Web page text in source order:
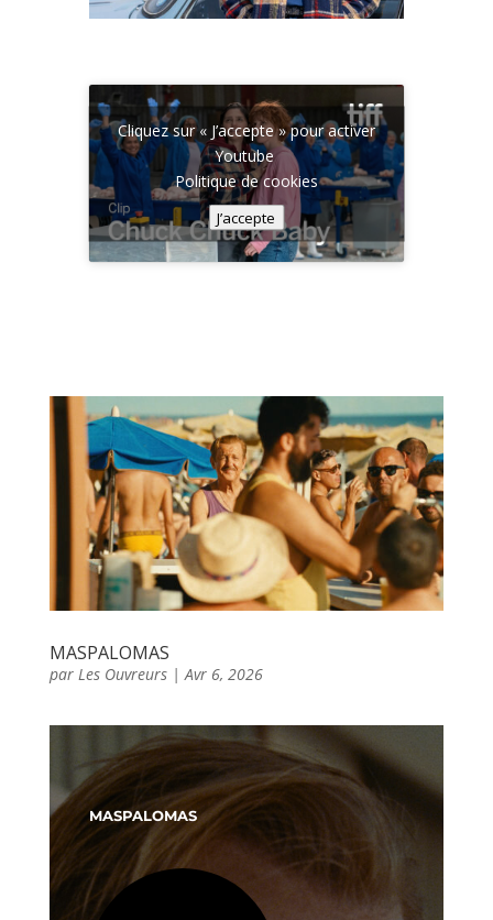
Cliquez sur « J’accepte » pour activer
Youtube
Politique de cookies
J’accepte
MASPALOMAS
par Les Ouvreurs| Avr 6, 2026
MASPALOMAS